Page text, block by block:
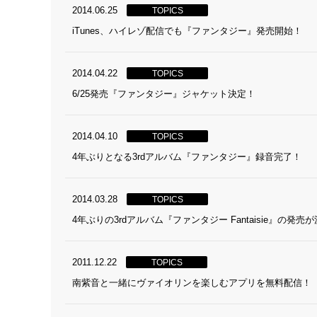
2014.06.25 TOPICS
iTunes、ハイレゾ配信でも『ファンタジー』発売開始！
2014.04.22 TOPICS
6/25発売『ファンタジー』ジャケット決定！
2014.04.10 TOPICS
4年ぶりとなる3rdアルバム『ファンタジー』録音完了！
2014.03.28 TOPICS
4年ぶりの3rdアルバム『ファンタジー Fantaisie』の発売が
2011.12.22 TOPICS
南紫音と一緒にヴァイオリンを楽しむアプリを無料配信！